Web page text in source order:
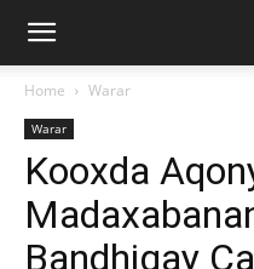
Home Warar
Warar
Kooxda
Bandhigay